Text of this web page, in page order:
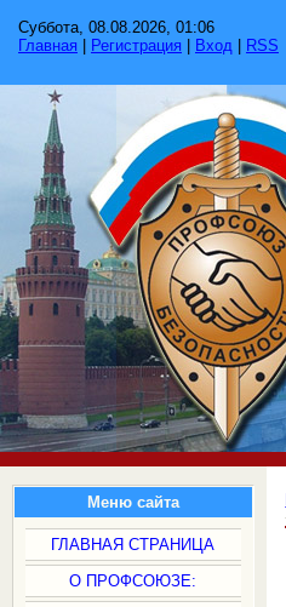
Суббота, 08.08.2026, 01:06
Главная
Регистрация Вход RSS
Меню сайта
ГЛАВНАЯ СТРАНИЦА
О ПРОФСОЮЗЕ: